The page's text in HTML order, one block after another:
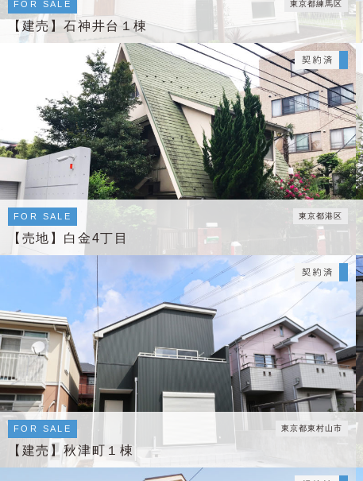
FOR SALE
【建売】石神井台１棟
東京都練馬区
FOR SALE
【売地】白金4丁目
東京都港区
FOR SALE
【建売】秋津町１棟
東京都東村山市